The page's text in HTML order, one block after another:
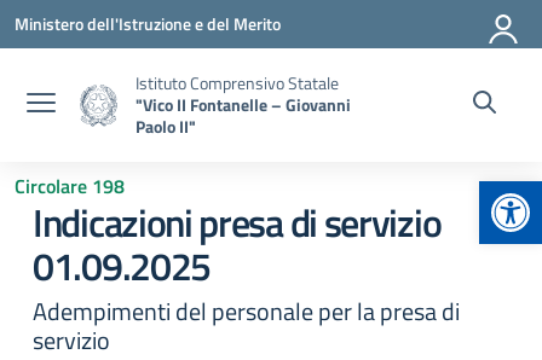
Vai ai contenuti
Vai al menu di navigazione
Vai al footer
Ministero dell'Istruzione e del Merito
Istituto Comprensivo Statale
"Vico II Fontanelle – Giovanni
Paolo II"
Circolare 198
Indicazioni presa di servizio
01.09.2025
Adempimenti del personale per la presa di
servizio